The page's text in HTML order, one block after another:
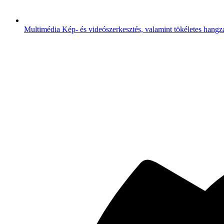
Multimédia Kép- és videószerkesztés, valamint tökéletes